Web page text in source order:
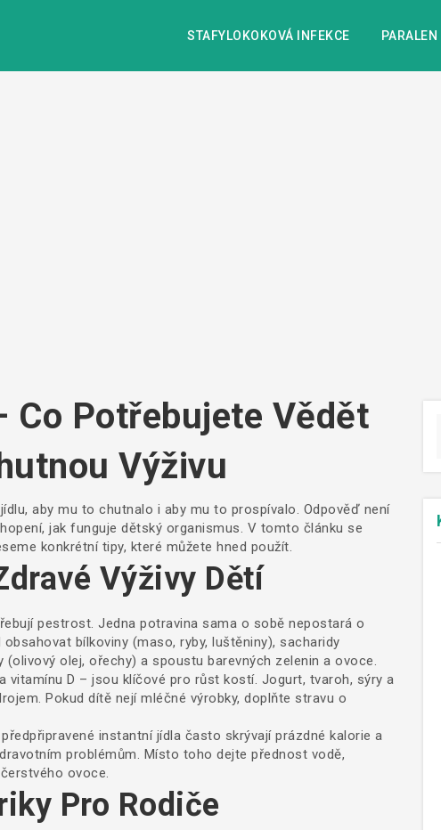
STAFYLOKOKOVÁ INFEKCE PARALEN
Co Potřebujete Vědět
Výživu
aby mu to chutnalo i aby mu to prospívalo. Odpověď není
jak funguje dětský organismus. V tomto článku se
konkrétní tipy, které můžete hned použít.
Výživy Dětí
pestrost. Jedna potravina sama o sobě nepostará o
bílkoviny (maso, ryby, luštěniny), sacharidy
olej, ořechy) a spoustu barevných zelenin a ovoce.
vitamínu D – jsou klíčové pro růst kostí. Jogurt, tvaroh, sýry a
Pokud dítě nejí mléčné výrobky, doplňte stravu o
instantní jídla často skrývají prázdné kalorie a
problémům. Místo toho dejte přednost vodě,
ovoce.
Pro Rodiče